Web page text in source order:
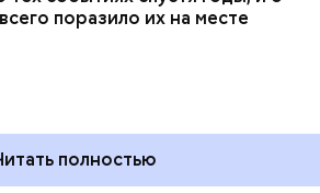
поразило их на месте
полностью
Житие, преподобный родился в
и рано принял решение
Богу. Целыми днями отрок
Николай Патарский, видя
юношу чтецом, а затем и